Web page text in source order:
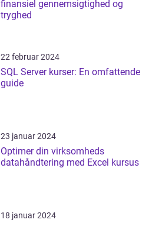
finansiel gennemsigtighed og
tryghed
22 februar 2024
SQL Server kurser: En omfattende
guide
23 januar 2024
Optimer din virksomheds
datahåndtering med Excel kursus
18 januar 2024